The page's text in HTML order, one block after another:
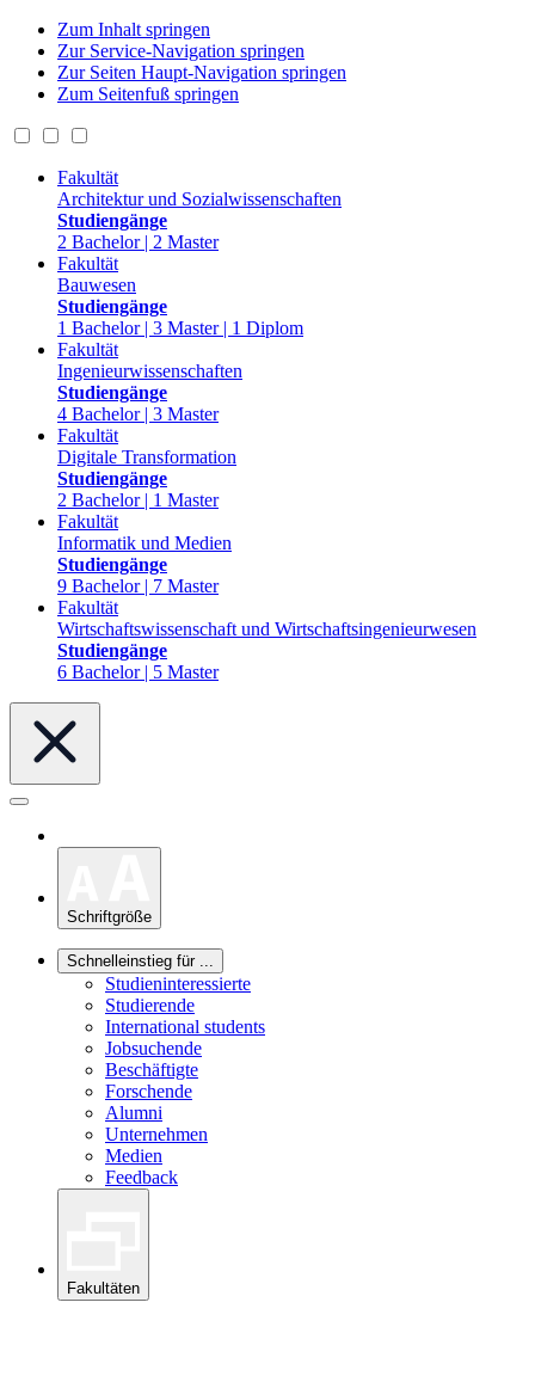
Zum Inhalt springen
Zur Service-Navigation springen
Zur Seiten Haupt-Navigation springen
Zum Seitenfuß springen
Fakultät
Architektur und Sozialwissenschaften
Studiengänge
2 Bachelor | 2 Master
Fakultät
Bauwesen
Studiengänge
1 Bachelor | 3 Master | 1 Diplom
Fakultät
Ingenieurwissenschaften
Studiengänge
4 Bachelor | 3 Master
Fakultät
Digitale Transformation
Studiengänge
2 Bachelor | 1 Master
Fakultät
Informatik und Medien
Studiengänge
9 Bachelor | 7 Master
Fakultät
Wirtschaftswissenschaft und Wirtschaftsingenieurwesen
Studiengänge
6 Bachelor | 5 Master
Schriftgröße
Schnelleinstieg für ...
Studieninteressierte
Studierende
International students
Jobsuchende
Beschäftigte
Forschende
Alumni
Unternehmen
Medien
Feedback
Fakultäten